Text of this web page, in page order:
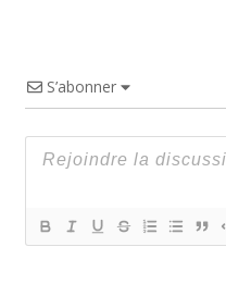
S’abonner